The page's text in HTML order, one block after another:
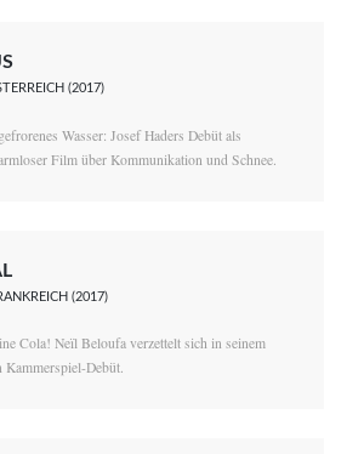
(2017)
Wasser: Josef Haders Debüt als
Film über Kommunikation und Schnee.
(2017)
Cola! Neïl Beloufa verzettelt sich in seinem
Kammerspiel-Debüt.